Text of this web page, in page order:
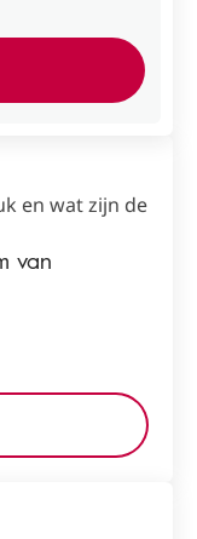
en wat zijn de
van